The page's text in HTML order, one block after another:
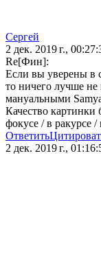
Сергей
2 дек. 2019 г.,
Re[Фин]:
Если вы уверены в
то ничего лучше
мануальными
Качество
фокусе / в ракурсе
Ответить
2 дек. 2019 г.,